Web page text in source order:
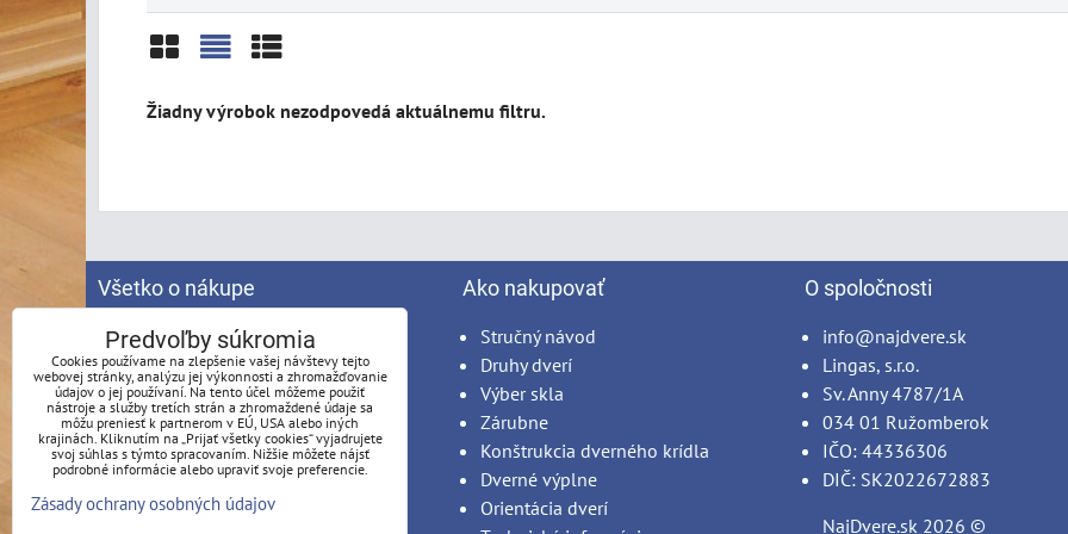
Mriežka
Všetko o nákupe
Spracovanie osobných údajov
Obchodné podmienky
Reklamačný poriadok
Možnosti platby
Možnosti dopravy
Produkty na mieru - podmienky
Montáž
Ako nakupovať
Stručný návod
Druhy dverí
Výber skla
Zárubne
Konštrukcia dverného krídla
Dverné výplne
Orientácia dverí
O spoločnosti
info@najdvere.sk
Lingas, s.r.o.
Sv. Anny 4787/1A
034 01 Ružomberok
IČO: 44336306
DIČ: SK2022672883
NajDvere.sk 2026 ©
Predvoľby súkromia
Cookies používame na zlepšenie vašej návštevy tejto
webovej stránky, analýzu jej výkonnosti a zhromažďovanie
údajov o jej používaní. Na tento účel môžeme použiť
nástroje a služby tretích strán a zhromaždené údaje sa
môžu preniesť k partnerom v EÚ, USA alebo iných
krajinách. Kliknutím na „Prijať všetky cookies“ vyjadrujete
svoj súhlas s týmto spracovaním. Nižšie môžete nájsť
podrobné informácie alebo upraviť svoje preferencie.
Zásady ochrany osobných údajov